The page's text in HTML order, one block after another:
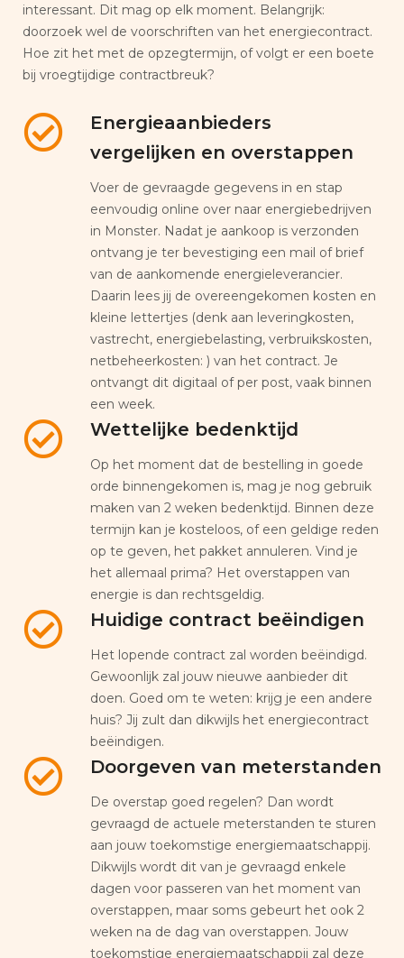
interessant. Dit mag op elk moment. Belangrijk:
doorzoek wel de voorschriften van het energiecontract.
Hoe zit het met de opzegtermijn, of volgt er een boete
bij vroegtijdige contractbreuk?
Energieaanbieders
vergelijken en overstappen
Voer de gevraagde gegevens in en stap
eenvoudig online over naar energiebedrijven
in Monster. Nadat je aankoop is verzonden
ontvang je ter bevestiging een mail of brief
van de aankomende energieleverancier.
Daarin lees jij de overeengekomen kosten en
kleine lettertjes (denk aan leveringkosten,
vastrecht, energiebelasting, verbruikskosten,
netbeheerkosten: ) van het contract. Je
ontvangt dit digitaal of per post, vaak binnen
een week.
Wettelijke bedenktijd
Op het moment dat de bestelling in goede
orde binnengekomen is, mag je nog gebruik
maken van 2 weken bedenktijd. Binnen deze
termijn kan je kosteloos, of een geldige reden
op te geven, het pakket annuleren. Vind je
het allemaal prima? Het overstappen van
energie is dan rechtsgeldig.
Huidige contract beëindigen
Het lopende contract zal worden beëindigd.
Gewoonlijk zal jouw nieuwe aanbieder dit
doen. Goed om te weten: krijg je een andere
huis? Jij zult dan dikwijls het energiecontract
beëindigen.
Doorgeven van meterstanden
De overstap goed regelen? Dan wordt
gevraagd de actuele meterstanden te sturen
aan jouw toekomstige energiemaatschappij.
Dikwijls wordt dit van je gevraagd enkele
dagen voor passeren van het moment van
overstappen, maar soms gebeurt het ook 2
weken na de dag van overstappen. Jouw
toekomstige energiemaatschappij zal deze